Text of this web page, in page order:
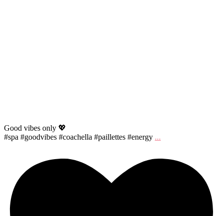
Good vibes only 💖
#spa #goodvibes #coachella #paillettes #energy ...